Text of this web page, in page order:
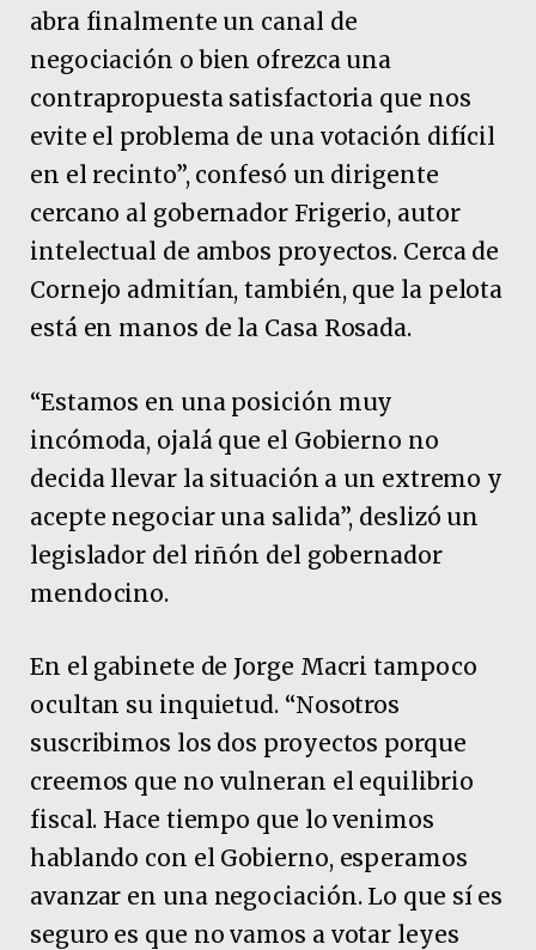
abra finalmente un canal de
negociación o bien ofrezca una
contrapropuesta satisfactoria que nos
evite el problema de una votación difícil
en el recinto”, confesó un dirigente
cercano al gobernador Frigerio, autor
intelectual de ambos proyectos. Cerca de
Cornejo admitían, también, que la pelota
está en manos de la Casa Rosada.
“Estamos en una posición muy
incómoda, ojalá que el Gobierno no
decida llevar la situación a un extremo y
acepte negociar una salida”, deslizó un
legislador del riñón del gobernador
mendocino.
En el gabinete de Jorge Macri tampoco
ocultan su inquietud. “Nosotros
suscribimos los dos proyectos porque
creemos que no vulneran el equilibrio
fiscal. Hace tiempo que lo venimos
hablando con el Gobierno, esperamos
avanzar en una negociación. Lo que sí es
seguro es que no vamos a votar leyes